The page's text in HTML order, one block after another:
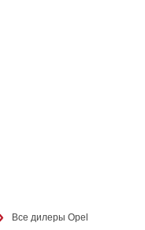
Все дилеры Opel